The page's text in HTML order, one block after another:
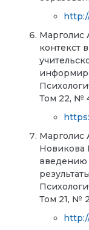
Марголис
контекст
Том 22, №
Марголис
Новикова
введению
Том 21, №